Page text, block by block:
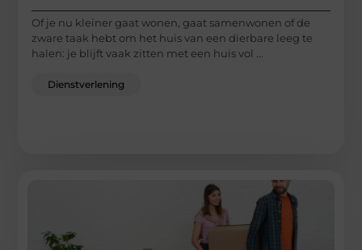
Of je nu kleiner gaat wonen, gaat samenwonen of de
zware taak hebt om het huis van een dierbare leeg te
halen: je blijft vaak zitten met een huis vol ...
Dienstverlening